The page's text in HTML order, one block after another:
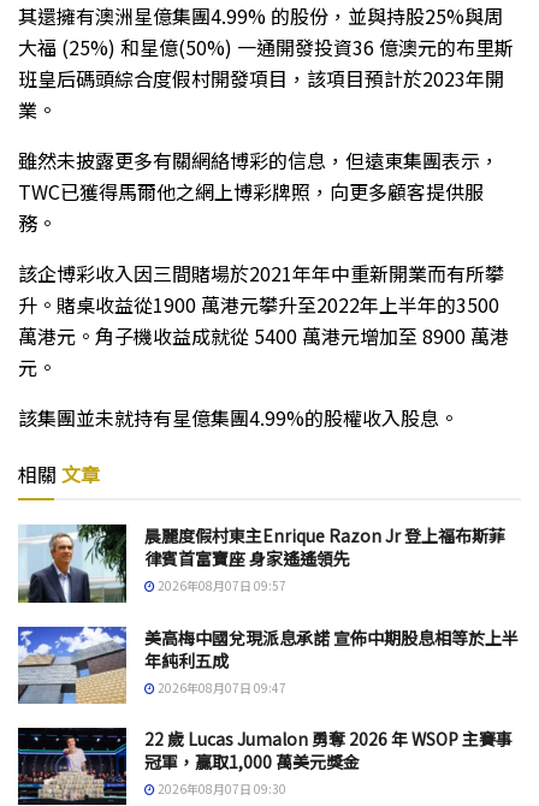
其還擁有澳洲星億集團4.99% 的股份，並與持股25%與周
大福 (25%) 和星億(50%) 一通開發投資36 億澳元的布里斯
班皇后碼頭綜合度假村開發項目，該項目預計於2023年開
業。
雖然未披露更多有關網絡博彩的信息，但遠東集團表示，
TWC已獲得馬爾他之網上博彩牌照，向更多顧客提供服
務。
該企博彩收入因三間賭場於2021年年中重新開業而有所攀
升。賭桌收益從1900 萬港元攀升至2022年上半年的3500
萬港元。角子機收益成就從 5400 萬港元增加至 8900 萬港
元。
該集團並未就持有星億集團4.99%的股權收入股息。
相關 文章
晨麗度假村東主Enrique Razon Jr 登上福布斯菲
律賓首富寶座 身家遙遙領先
2026年08月07日 09:57
美高梅中國兌現派息承諾 宣佈中期股息相等於上半
年純利五成
2026年08月07日 09:47
22 歲 Lucas Jumalon 勇奪 2026 年 WSOP 主賽事
冠軍，贏取1,000 萬美元獎金
2026年08月07日 09:30